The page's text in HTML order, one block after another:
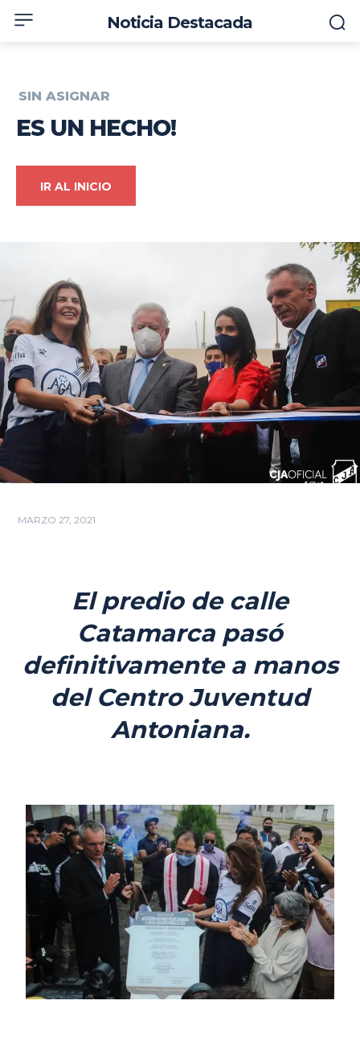
Noticia Destacada
SIN ASIGNAR
ES UN HECHO!
IR AL INICIO
MARZO 27, 2021
El predio de calle
Catamarca pasó
definitivamente a manos
del Centro Juventud
Antoniana.